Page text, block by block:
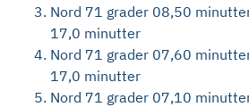
Nord 71 grader 08,50
17,0 minutter
Nord 71 grader 07,60
17,0 minutter
Nord 71 grader 07,10